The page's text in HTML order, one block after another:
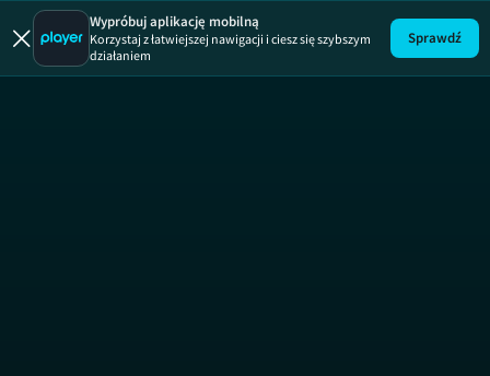
Ugotowani
Wypróbuj aplikację mobilną
Korzystaj z łatwiejszej nawigacji i ciesz się szybszym
działaniem
Sprawdź